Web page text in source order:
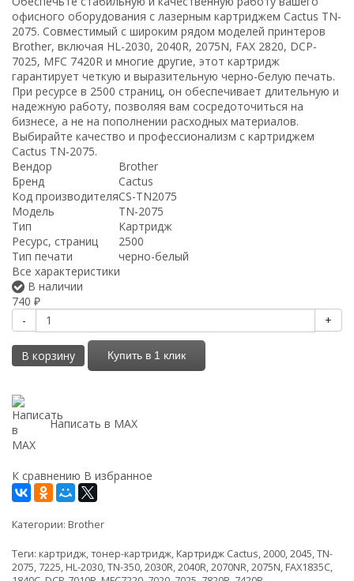
офисного оборудования с лазерным картриджем Cactus TN-
2075. Совместимый с широким рядом моделей принтеров
Brother, включая HL-2030, 2040R, 2075N, FAX 2820, DCP-
7025, MFC 7420R и многие другие, этот картридж
гарантирует четкую и выразительную черно-белую печать.
При ресурсе в 2500 страниц, он обеспечивает длительную и
надежную работу, позволяя вам сосредоточиться на
бизнесе, а не на пополнении расходных материалов.
Выбирайте качество и профессионализм с картриджем
Cactus TN-2075.
Вендор
Brother
Бренд
Cactus
Код производителяCS-TN2075
Модель
TN-2075
Тип
Картридж
Ресурс, страниц
2500
Тип печати
черно-белый
Все характеристики
В наличии
740 ₽
- +
В корзину Купить в 1 клик
Написать в MAX
К сравнению В избранное
Категории: Brother
Теги: картридж,тонер-картридж, Картридж Cactus,2000,2045,TN-
2075, 7225, HL-2030,TN-350,2030R,2040R,2070NR,2075N, FAX1835C,